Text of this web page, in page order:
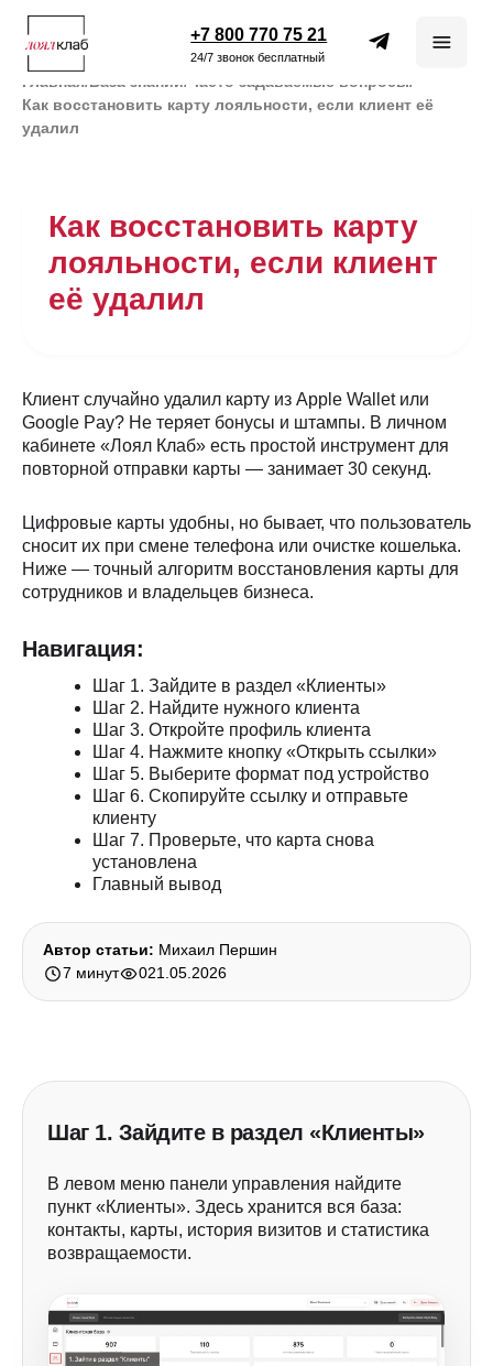
+7 800 770 75 21
Главная/База знаний/ Часто задаваемые вопросы/
Как восстановить карту лояльности, если клиент её
удалил
Как восстановить карту
лояльности, если клиент
её удалил
Клиент случайно удалил карту из Apple Wallet или
Google Pay? Не теряет бонусы и штампы. В личном
кабинете «Лоял Клаб» есть простой инструмент для
повторной отправки карты — занимает 30 секунд.
Цифровые карты удобны, но бывает, что пользователь
сносит их при смене телефона или очистке кошелька.
Ниже — точный алгоритм восстановления карты для
сотрудников и владельцев бизнеса.
Навигация:
Шаг 1. Зайдите в раздел «Клиенты»
Шаг 2. Найдите нужного клиента
Шаг 3. Откройте профиль клиента
Шаг 4. Нажмите кнопку «Открыть ссылки»
Шаг 5. Выберите формат под устройство
Шаг 6. Скопируйте ссылку и отправьте
клиенту
Шаг 7. Проверьте, что карта снова
установлена
Главный вывод
Автор статьи: Михаил Першин
7 минут
021.05.2026
Шаг 1. Зайдите в раздел «Клиенты»
В левом меню панели управления найдите
пункт «Клиенты». Здесь хранится вся база:
контакты, карты, история визитов и статистика
возвращаемости.